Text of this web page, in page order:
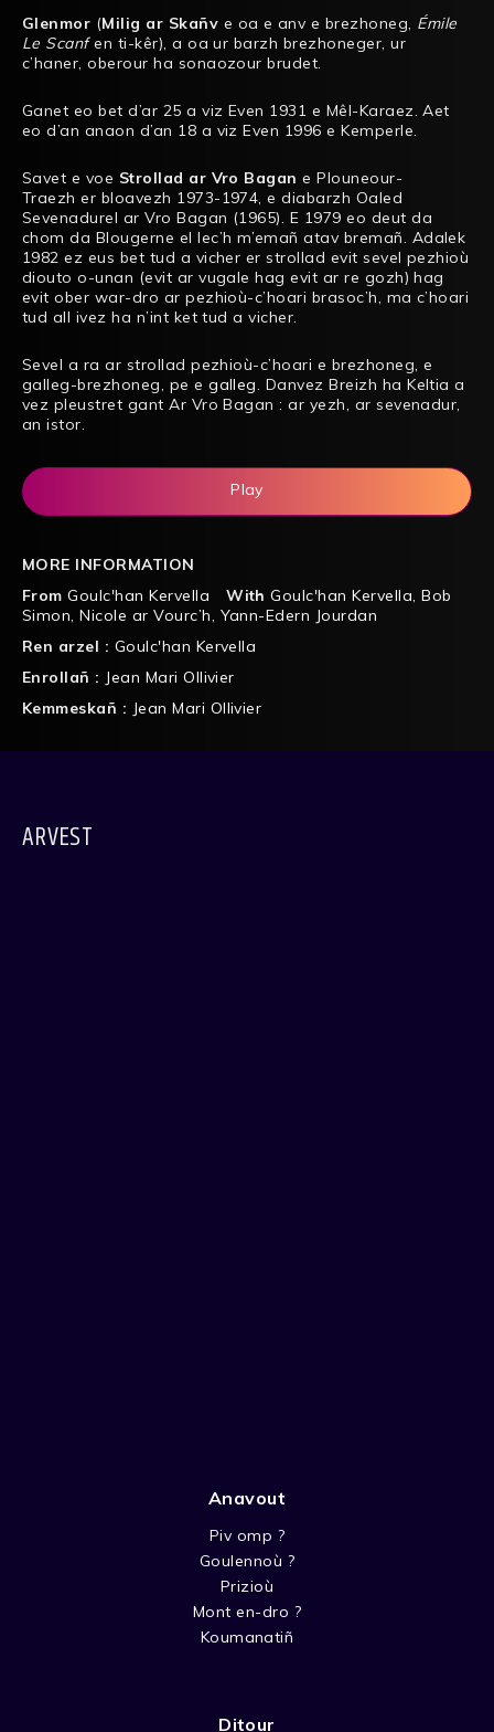
Glenmor (Milig ar Skañv e oa e anv e brezhoneg, Émile
Le Scanfen ti-kêr), a oa ur barzh brezhoneger, ur
c’haner, oberour ha sonaozour brudet.
Ganet eo bet d’ar 25 a viz Even 1931 e Mêl-Karaez. Aet
eo d’an anaon d’an 18 a viz Even 1996 e Kemperle.
Savet e voe Strollad ar Vro Bagan e Plouneour-
Traezh er bloavezh 1973-1974, e diabarzh Oaled
Sevenadurel ar Vro Bagan (1965). E 1979 eo deut da
chom da Blougerne el lec’h m’emañ atav bremañ. Adalek
1982 ez eus bet tud a vicher er strollad evit sevel pezhioù
diouto o-unan (evit ar vugale hag evit ar re gozh) hag
evit ober war-dro ar pezhioù-c’hoari brasoc’h, ma c’hoari
tud all ivez ha n’int ket tud a vicher.
Sevel a ra ar strollad pezhioù-c’hoari e brezhoneg, e
galleg-brezhoneg, pe egalleg. Danvez Breizh ha Keltia a
vez pleustret gant Ar Vro Bagan : ar yezh, ar sevenadur,
an istor.
Play
MORE INFORMATION
From Goulc'han Kervella With Goulc'han Kervella,Bob
Simon,Nicole ar Vourc’h, Yann-Edern Jourdan
Ren arzel : Goulc'han Kervella
Enrollañ : Jean Mari Ollivier
Kemmeskañ : Jean Mari Ollivier
ARVEST
Anavout
Piv omp ?
Goulennoù ?
Prizioù
Mont en-dro ?
Koumanatiñ
Ditour